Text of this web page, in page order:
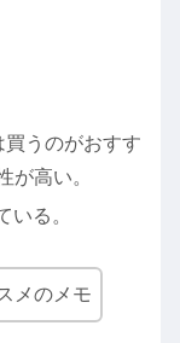
買うのがおすす
が高い。
いる。
メのメモ